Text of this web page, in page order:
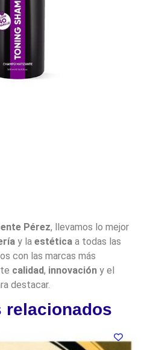
Pérez, llevamos lo mejor
y laestética a todas las
con las marcas más
calidad, innovación y el
destacar.
relacionados